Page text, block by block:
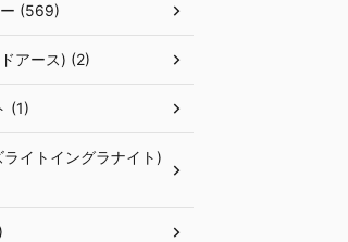
(569)
アース) (2)
(1)
イトイングラナイト)